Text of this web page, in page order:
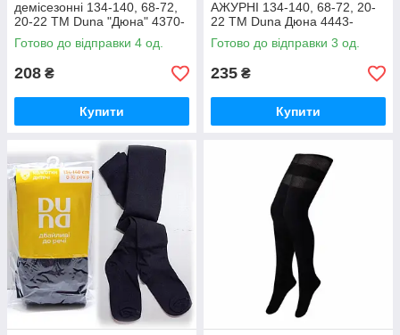
демісезонні 134-140, 68-72,
20-22 ТМ Duna "Дюна" 4370-
2544-білий / весна-осінь
Готово до відправки 4 од.
208 ₴
Купити
АЖУРНІ 134-140, 68-72, 20-
22 ТМ Duna Дюна 4443-
1821-чорний / весна-осінь
Готово до відправки 3 од.
235 ₴
Купити